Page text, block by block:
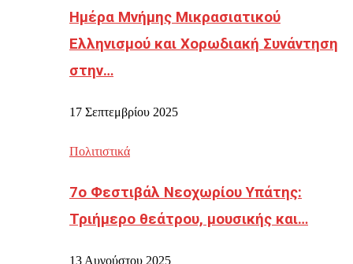
Ημέρα Μνήμης Μικρασιατικού
Ελληνισμού και Χορωδιακή Συνάντηση
στην…
17 Σεπτεμβρίου 2025
Πολιτιστικά
7ο Φεστιβάλ Νεοχωρίου Υπάτης:
Τριήμερο θεάτρου, μουσικής και…
13 Αυγούστου 2025